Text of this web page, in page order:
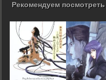
Рекомендуем посмотреть